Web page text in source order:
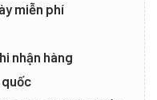
miễn phí
nhận hàng